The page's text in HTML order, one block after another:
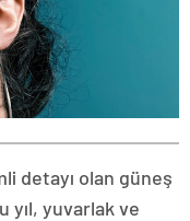
detayı olan güneş
yuvarlak ve